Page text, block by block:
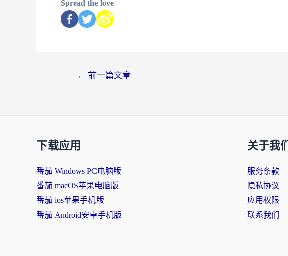
Spread the love
← 前一篇文章
下载应用
番茄 Windows PC电脑版
番茄 macOS苹果电脑版
番茄 ios苹果手机版
番茄 Android安卓手机版
关于我们
服务条款
隐私协议
应用权限
联系我们